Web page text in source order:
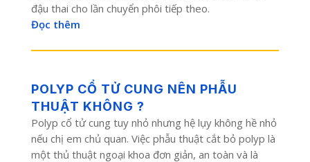
đậu thai cho lần chuyển phôi tiếp theo.
Đọc thêm
POLYP CỔ TỬ CUNG NÊN PHẪU
THUẬT KHÔNG ?
Polyp cổ tử cung tuy nhỏ nhưng hệ lụy không hề nhỏ
nếu chị em chủ quan. Việc phẫu thuật cắt bỏ polyp là
một thủ thuật ngoại khoa đơn giản, an toàn và là